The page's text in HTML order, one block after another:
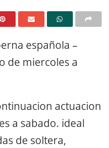
española –
de miercoles a
actuacion
a sabado. ideal
de soltera,